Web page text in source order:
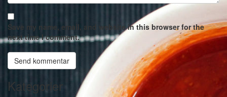
Save my name, email, and website in this browser for the
next time I comment.
Kategorier